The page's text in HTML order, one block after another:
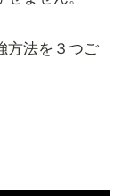
方法を３つご